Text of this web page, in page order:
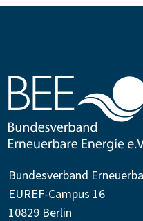
Bundesverband
EUREF-Campus 16
10829 Berlin